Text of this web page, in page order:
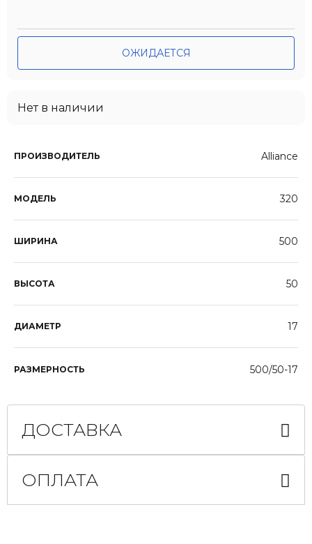
ПРОИЗВОДИТЕЛЬ Alliance
МОДЕЛЬ 320
ШИРИНА 500
ВЫСОТА 50
ДИАМЕТР 17
РАЗМЕРНОСТЬ 500/50-17
ОЖИДАЕТСЯ
Нет в наличии
ДОСТАВКА
ОПЛАТА